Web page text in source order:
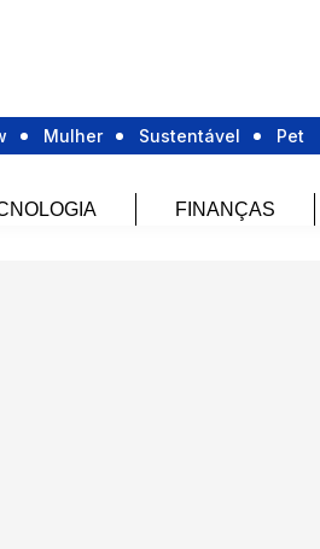
Mulher Sustentável Pet
FINANÇAS